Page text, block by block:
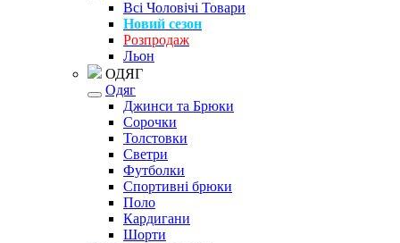
Всі Чоловічі Товари
Новий сезон
Розпродаж
Льон
ОДЯГ
Одяг
Джинси та Брюки
Сорочки
Толстовки
Светри
Футболки
Спортивні брюки
Поло
Кардигани
Шорти